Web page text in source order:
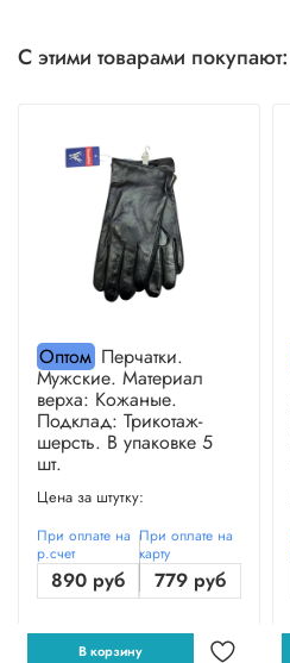
С этими товарами покупают:
ОптомПерчатки.
Мужские. Материал
верха: Кожаные.
Подклад: Трикотаж-
шерсть. В упаковке 5
шт.
Цена за штутку:
При оплате на
р.счет
890 руб
При оплате на
карту
779 руб
В корзину